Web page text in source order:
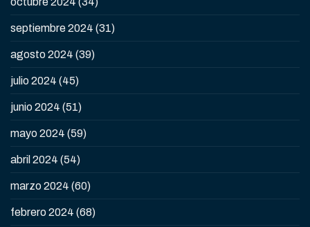
septiembre 2024 (31)
agosto 2024 (39)
julio 2024 (45)
junio 2024 (51)
mayo 2024 (59)
abril 2024 (54)
marzo 2024 (60)
febrero 2024 (68)